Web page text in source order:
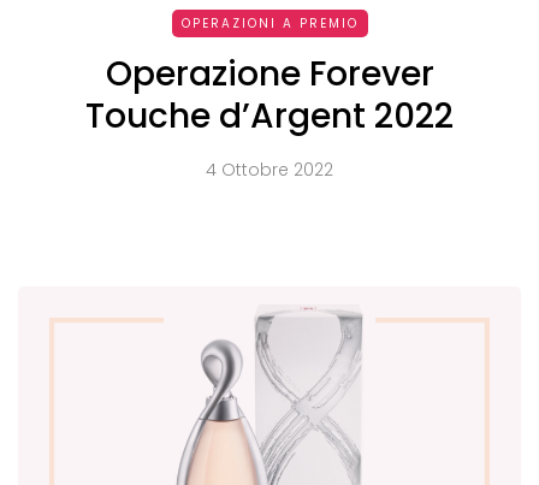
OPERAZIONI A PREMIO
Operazione Forever
Touche d’Argent 2022
4 Ottobre 2022